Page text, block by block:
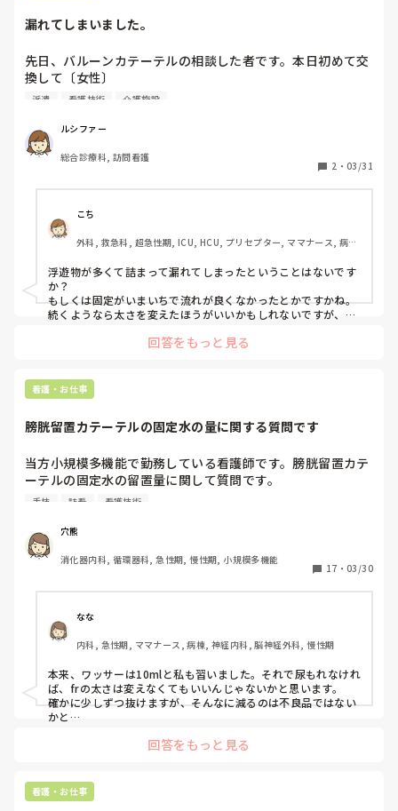
漏れてしまいました。
先日、バルーンカテーテルの相談した者です。本日初めて交
換して〔女性〕
なんとか入りましたが、訪問看護師からの申し送りにあった
が本人から指摘されました
尿漏れはやはり入れ方は浅かったりからでしょうか？サイズ
は18です。細身の84歳の方です。
派遣 看護技術 介護施設
ルシファー
総合診療科, 訪問看護
2 ・ 03/31
こち
外科, 救急科, 超急性期, ICU, HCU, プリセプター, ママナース, 病
浮遊物が多くて詰まって漏れてしまったということはないです
か？
もしくは固定がいまいちで流れが良くなかったとかですかね。
続くようなら太さを変えたほうがいいかもしれないですが、漏
回答をもっと見る
看護・お仕事
膀胱留置カテーテルの固定水の量に関する質問です
当方小規模多機能で勤務している看護師です。膀胱留置カテ
ーテルの固定水の留置量に関して質問です。
下までと学びました。
利用者さん(女性)の訪問看護師さんは固定水5ccだけで留置
てしまっていました。排尿ができず肉眼でも分かるほど下腹
部が膨満している状態で毎回ショートステイに来られるの
で、都度私の方で固定し直していましたが、最終的に私の方
で固定水を8ccに増量してバルーン固定を行いました。
固定水を増やして以降、バルーンが抜けることもなく尿流出
も良好でした。
上記を訪問看護師へ伝えると「ワッサーは抜けてしまうから
か？」と言われました。
と考えていますが、その方はそのようには思っていないよう
です。
手技 訪看 看護技術
穴熊
消化器内科, 循環器科, 急性期, 慢性期, 小規模多機能
17 ・ 03/30
なな
内科, 急性期, ママナース, 病棟, 神経内科, 脳神経外科, 慢性期
本来、ワッサーは10mlと私も習いました。それで尿もれなけれ
ば、frの太さは変えなくてもいいんじゃないかと思います。
確かに少しずつ抜けますが、そんなに減るのは不良品ではない
回答をもっと見る
看護・お仕事